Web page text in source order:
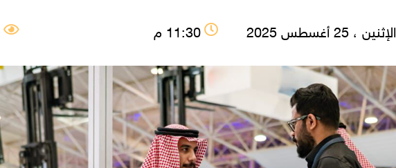
الإثنين ، 25 أغسطس 2025 11:30 م